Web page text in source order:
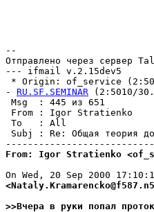
--
Отправлено через сервер
--- ifmail v.2.15dev5
* Origin: of_service
- RU.SF.SEMINAR (2:5010/
Msg  : 445
From : Igor Stratienko
To   : All
Subj : Re:
From: Igor Stratienko
>>Вчеpа в pyки попал